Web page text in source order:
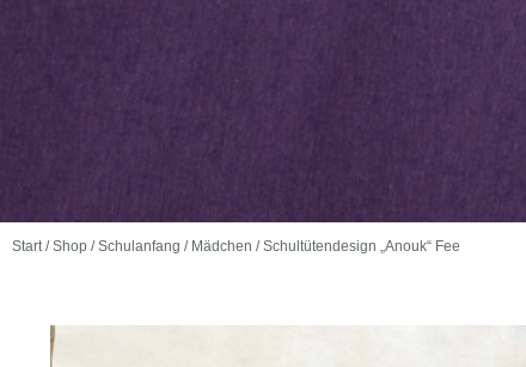
Start /Shop /Schulanfang / Mädchen / Schultütendesign „Anouk“ Fee